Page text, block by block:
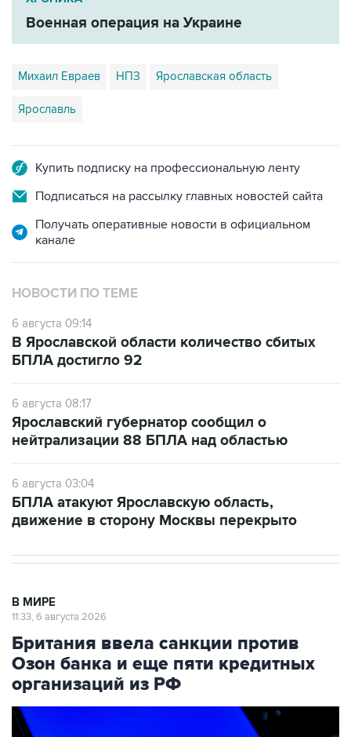
Михаил Евраев НПЗ Ярославская область
Ярославль
Подписаться на рассылку главных новостей сайта
Получать оперативные новости в официальном
НОВОСТИ ПО ТЕМЕ
6 августа 09:14
БПЛА достигло 92
6 августа 08:17
нейтрализации 88 БПЛА над областью
6 августа 03:04
движение в сторону Москвы перекрыто
Британия ввела санкции против
Озон банка и еще пяти кредитных
организаций из РФ